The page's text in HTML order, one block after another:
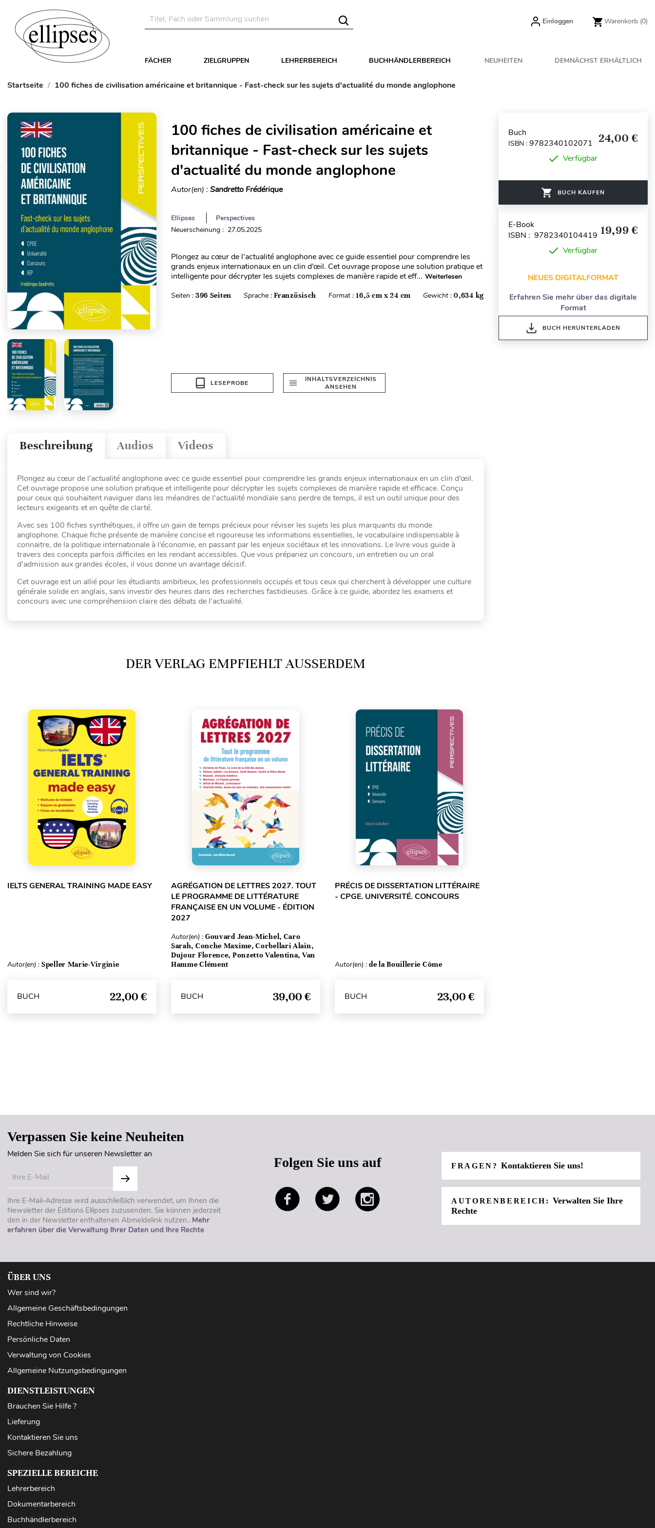
Einloggen Warenkorb (0)
FÄCHER ZIELGRUPPEN LEHRERBEREICH BUCHHÄNDLERBEREICH NEUHEITEN DEMNÄCHST ERHÄLTLICH
Startseite 100 fiches de civilisation américaine et britannique - Fast-check sur les sujets d'actualité du monde anglophone
100 fiches de civilisation américaine et
britannique - Fast-check sur les sujets
d'actualité du monde anglophone
Autor(en) : Sandretto Frédérique
Ellipses
Perspectives
Neuerscheinung : 27.05.2025
Plongez au cœur de l’actualité anglophone avec ce guide essentiel pour comprendre les
grands enjeux internationaux en un clin d’œil. Cet ouvrage propose une solution pratique et
intelligente pour décrypter les sujets complexes de manière rapide et eff... Weiterlesen
Seiten : 396 Seiten Sprache :Französisch Format :16,5 cm x 24 cm Gewicht :0,634 kg
LESEPROBE
INHALTSVERZEICHNIS
ANSEHEN
Videos
Audios
Beschreibung
Plongez au cœur de l’actualité anglophone avec ce guide essentiel pour comprendre les grands enjeux internationaux en un clin d’œil.
Cet ouvrage propose une solution pratique et intelligente pour décrypter les sujets complexes de manière rapide et efficace. Conçu
pour ceux qui souhaitent naviguer dans les méandres de l'actualité mondiale sans perdre de temps, il est un outil unique pour des
lecteurs exigeants et en quête de clarté.
Avec ses 100 fiches synthétiques, il offre un gain de temps précieux pour réviser les sujets les plus marquants du monde
anglophone. Chaque fiche présente de manière concise et rigoureuse les informations essentielles, le vocabulaire indispensable à
connaitre, de la politique internationale à l’économie, en passant par les enjeux sociétaux et les innovations. Le livre vous guide à
travers des concepts parfois difficiles en les rendant accessibles. Que vous prépariez un concours, un entretien ou un oral
d’admission aux grandes écoles, il vous donne un avantage décisif.
Cet ouvrage est un allié pour les étudiants ambitieux, les professionnels occupés et tous ceux qui cherchent à développer une culture
générale solide en anglais, sans investir des heures dans des recherches fastidieuses. Grâce à ce guide, abordez les examens et
concours avec une compréhension claire des débats de l’actualité.
DER VERLAG EMPFIEHLT AUSSERDEM
IELTS GENERAL TRAINING MADE EASY
Autor(en) : Speller Marie-Virginie
BUCH 22,00 €
AGRÉGATION DE LETTRES 2027. TOUT
LE PROGRAMME DE LITTÉRATURE
FRANÇAISE EN UN VOLUME - ÉDITION
2027
Autor(en) : Gouvard Jean-Michel, Caro
Sarah, Conche Maxime, Corbellari Alain,
Dujour Florence, Ponzetto Valentina, Van
Hamme Clément
BUCH 39,00 €
PRÉCIS DE DISSERTATION LITTÉRAIRE
- CPGE. UNIVERSITÉ. CONCOURS
Autor(en) : de la Bouillerie Côme
BUCH 23,00 €
Buch
ISBN : 9782340102071 24,00 €
Verfügbar
BUCH KAUFEN
E-Book
ISBN : 9782340104419 19,99 €
Verfügbar
NEUES DIGITALFORMAT
Erfahren Sie mehr über das digitale
Format
BUCH HERUNTERLADEN
Verpassen Sie keine Neuheiten
Melden Sie sich für unseren Newsletter an
Ihre E-Mail-Adresse wird ausschließlich verwendet, um Ihnen die
Newsletter der Éditions Ellipses zuzusenden. Sie können jederzeit
den in der Newsletter enthaltenen Abmeldelink nutzen.. Mehr
erfahren über die Verwaltung Ihrer Daten und Ihre Rechte
Folgen Sie uns auf FRAGEN?Kontaktieren Sie uns!
AUTORENBEREICH:Verwalten Sie Ihre
Rechte
ÜBER UNS
Wer sind wir?
Allgemeine Geschäftsbedingungen
Rechtliche Hinweise
Persönliche Daten
Verwaltung von Cookies
Allgemeine Nutzungsbedingungen
DIENSTLEISTUNGEN
Brauchen Sie Hilfe ?
Lieferung
Kontaktieren Sie uns
Sichere Bezahlung
SPEZIELLE BEREICHE
Lehrerbereich
Dokumentarbereich
Buchhändlerbereich